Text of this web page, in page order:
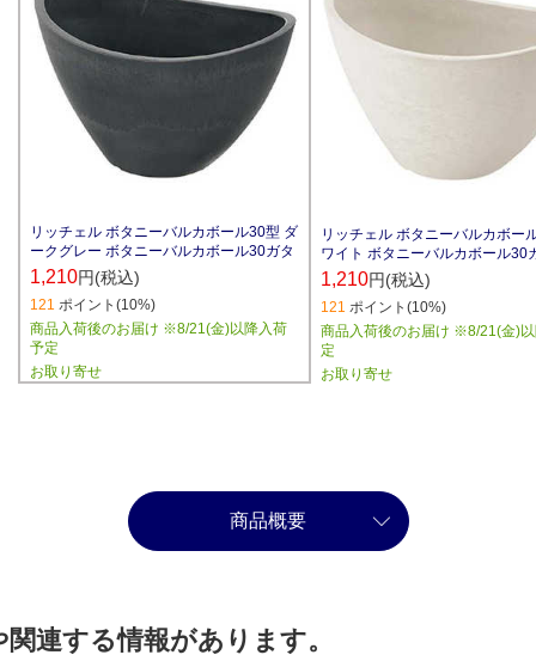
リッチェル ボタニーバルカボール30型 ダ
ークグレー ボタニーバルカボール30ガタ
1,210円(税込)
121 ポイント(10%)
商品入荷後のお届け ※8/21(金)以降入荷
予定
お取り寄せ
リッチェル ボタニーバルカボー
ワイト ボタニーバルカボール30
1,210円(税込)
121 ポイント(10%)
商品入荷後のお届け ※8/21(金)
定
お取り寄せ
商品概要
連する情報があります。